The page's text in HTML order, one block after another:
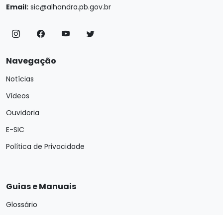
Email: sic@alhandra.pb.gov.br
Navegação
Notícias
Vídeos
Ouvidoria
E-SIC
Política de Privacidade
Guias e Manuais
Glossário